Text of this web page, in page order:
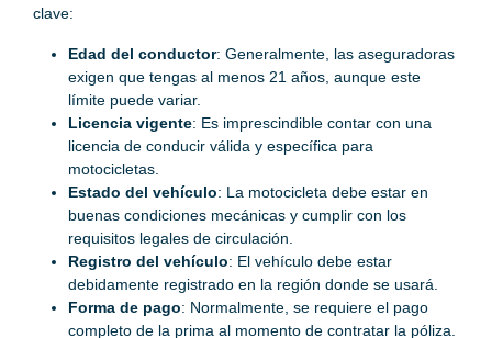
clave:
Edad del conductor: Generalmente, las aseguradoras
exigen que tengas al menos 21 años, aunque este
límite puede variar.
Licencia vigente: Es imprescindible contar con una
licencia de conducir válida y específica para
motocicletas.
Estado del vehículo: La motocicleta debe estar en
buenas condiciones mecánicas y cumplir con los
requisitos legales de circulación.
Registro del vehículo: El vehículo debe estar
debidamente registrado en la región donde se usará.
Forma de pago: Normalmente, se requiere el pago
completo de la prima al momento de contratar la póliza.